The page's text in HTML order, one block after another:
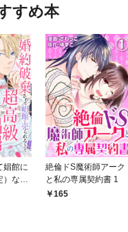
すめ本
娼館に
）なの
目指
絶倫ドS魔術師アーク
と私の専属契約書 1
165